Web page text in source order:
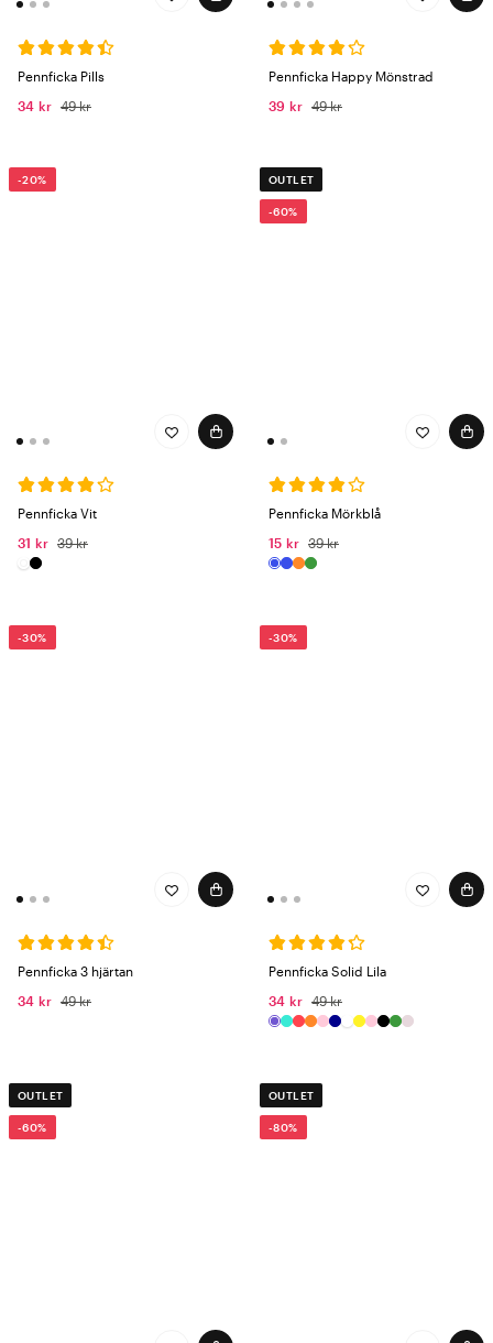
Pennficka Pills
34 kr 49 kr
Pennficka Happy Mönstrad
39 kr 49 kr
-20%
Pennficka Vit
31 kr 39 kr
OUTLET
-60%
Pennficka Mörkblå
15 kr 39 kr
-30%
Pennficka 3 hjärtan
34 kr 49 kr
-30%
Pennficka Solid Lila
34 kr 49 kr
OUTLET
-60%
OUTLET
-80%